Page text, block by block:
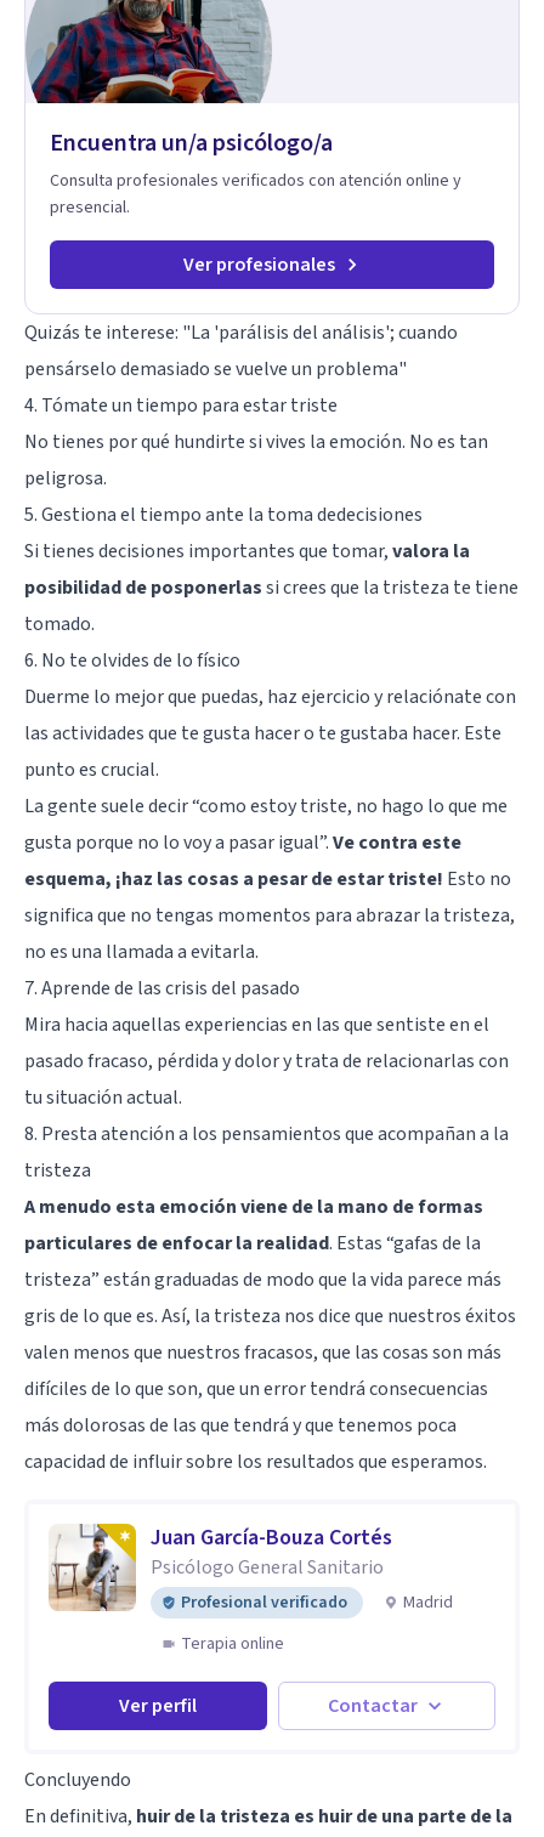
dificultades en el deseo, intimidad, orientación o identidad.
Busco que el espacio terapéutico sea un lugar donde puedas
hablar de estos temas sin juicios, con respeto y libertad.
Trabajo con objetivos claros y realistas, sin fórmulas rígidas:
sobre tu vida diaria.
Encuentra un/a psicólogo/a
Consulta profesionales verificados con atención online y
presencial.
Ver profesionales
Quizás te interese: "La 'parálisis del análisis'; cuando
pensárselo demasiado se vuelve un problema"
4. Tómate un tiempo para estar triste
No tienes por qué hundirte si vives la emoción. No es tan
peligrosa.
5. Gestiona el tiempo ante la toma dedecisiones
Si tienes decisiones importantes que tomar,valora la
posibilidad de posponerlassi crees que la tristeza te tiene
tomado.
6. No te olvides de lo físico
Duerme lo mejor que puedas, haz ejercicio y relaciónate con
las actividades que te gusta hacer o te gustaba hacer. Este
punto es crucial.
La gente suele decir “como estoy triste, no hago lo que me
gusta porque no lo voy a pasar igual”.Ve contra este
esquema, ¡haz las cosas a pesar de estar triste! Esto no
significa que no tengas momentos para abrazar la tristeza,
no es una llamada a evitarla.
7. Aprende de las crisis del pasado
Mira hacia aquellas experiencias en las que sentiste en el
pasado fracaso, pérdida y dolor y trata de relacionarlas con
tu situación actual.
8. Presta atención a los pensamientos que acompañan a la
tristeza
A menudo esta emoción viene de la mano de formas
particulares de enfocar la realidad. Estas “gafas de la
tristeza” están graduadas de modo que la vida parece más
gris de lo que es. Así, la tristeza nos dice que nuestros éxitos
valen menos que nuestros fracasos, que las cosas son más
difíciles de lo que son, que un error tendrá consecuencias
más dolorosas de las que tendrá y que tenemos poca
capacidad de influir sobre los resultados que esperamos.
Juan García-Bouza Cortés
Psicólogo General Sanitario
Profesional verificado
Madrid
Terapia online
Ver perfil Contactar
Concluyendo
En definitiva, huir de la tristeza es huir de una parte de la